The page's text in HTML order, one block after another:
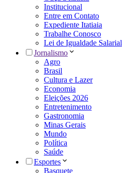
Institucional
Entre em Contato
Expediente Itatiaia
Trabalhe Conosco
Lei de Igualdade Salarial
Jornalismo
Agro
Brasil
Cultura e Lazer
Economia
Eleições 2026
Entretenimento
Gastronomia
Minas Gerais
Mundo
Política
Saúde
Esportes
Basquete